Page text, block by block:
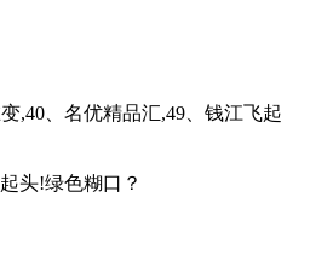
,40、名优精品汇,49、钱江飞起
头!绿色糊口？